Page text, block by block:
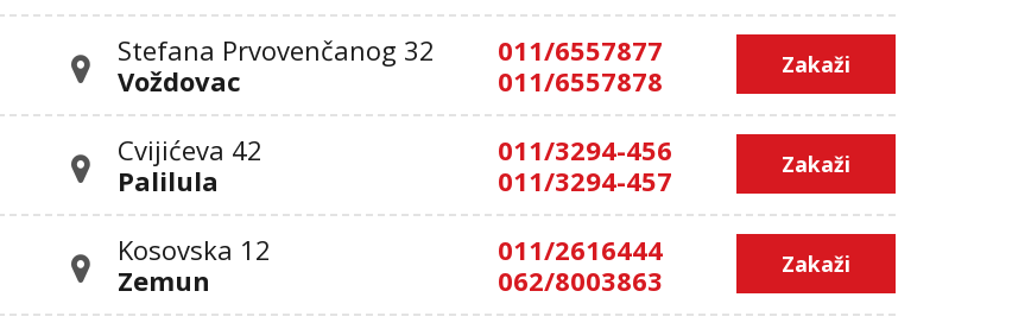
Stefana Prvovenčanog 32
Voždovac
011/6557877
011/6557878
Zakaži
Cvijićeva 42
Palilula
011/3294-456
011/3294-457
Zakaži
Kosovska 12
Zemun
011/2616444
062/8003863
Zakaži